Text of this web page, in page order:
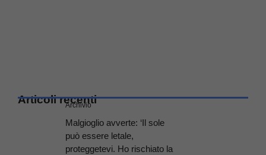
Articoli recenti
Archivio
Malgioglio avverte: ‘Il sole
può essere letale,
proteggetevi. Ho rischiato la